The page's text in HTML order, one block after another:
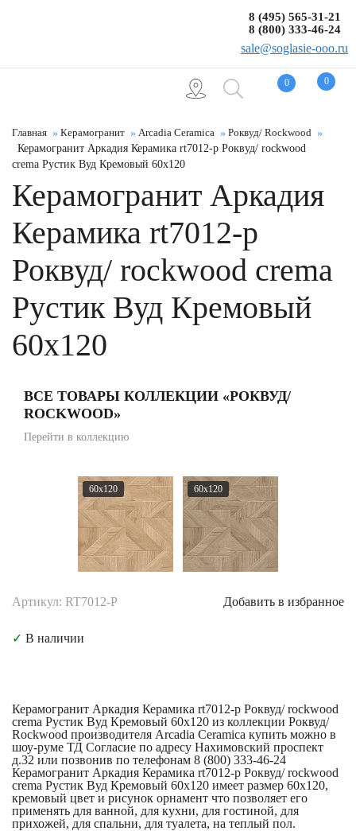
0 0
8 (495) 565-31-21
8 (800) 333-46-24
sale@soglasie-ooo.ru
Главная Керамогранит Arcadia Ceramica
Роквуд/ Rockwood
Керамогранит Аркадия Керамика rt7012-p Роквуд/ rockwood
crema Рустик Вуд Кремовый 60x120
Керамогранит Аркадия
Керамика rt7012-p
Роквуд/ rockwood crema
Рустик Вуд Кремовый
60x120
ВСЕ ТОВАРЫ КОЛЛЕКЦИИ «РОКВУД/
ROCKWOOD»
Перейти в коллекцию
60x120 60x120
Артикул: RT7012-P Добавить в избранное
✓ В наличии
Керамогранит Аркадия Керамика rt7012-p Роквуд/ rockwood
crema Рустик Вуд Кремовый 60x120 из коллекции Роквуд/
Rockwood производителя Arcadia Ceramica купить можно в
шоу-руме ТД Согласие по адресу Нахимовский проспект
д.32 или позвонив по телефонам 8 (800) 333-46-24
Керамогранит Аркадия Керамика rt7012-p Роквуд/ rockwood
crema Рустик Вуд Кремовый 60x120 имеет размер 60x120,
кремовый цвет и рисунок орнамент что позволяет его
применять для ванной, для кухни, для гостиной, для
прихожей, для спальни, для туалета, на теплый пол.